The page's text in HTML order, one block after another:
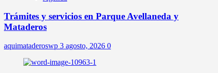
Trámites y servicios en Parque Avellaneda y
Mataderos
aquimataderoswp 3 agosto, 2026 0